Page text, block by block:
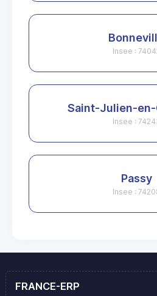
Insee :
Saint-Julien-en-
Insee :
Passy
Insee :
FRANCE-ERP